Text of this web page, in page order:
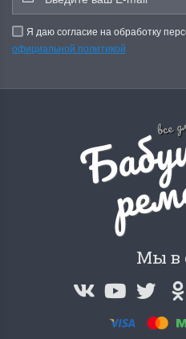
Я даю согласие на обработку
официальной политикой
все
Мы в